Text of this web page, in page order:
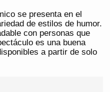
se presenta en el
de estilos de humor.
con personas que
es una buena
a partir de solo